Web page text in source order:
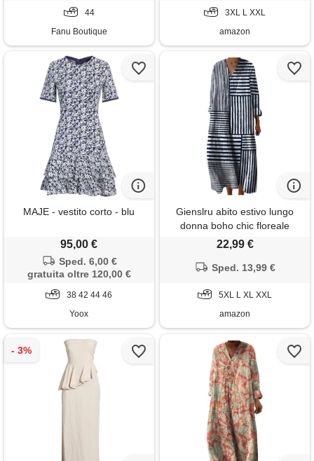
44
Fanu Boutique
moda 2026
3XL L XXL
amazon
MAJE - vestito corto - blu
95,00 €
Sped. 6,00 €
gratuita oltre 120,00 €
38 42 44 46
Yoox
Gienslru abito estivo lungo
donna boho chic floreale
vintage, scollo a v maniche
tasche, vestito elegante
estate taglie forti curvy 2026
moda cerimonia
22,99 €
Sped. 13,99 €
5XL L XL XXL
amazon